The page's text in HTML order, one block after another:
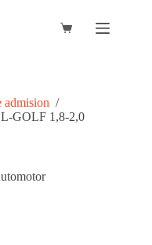
Carro
admision /
GOLF 1,8-2,0